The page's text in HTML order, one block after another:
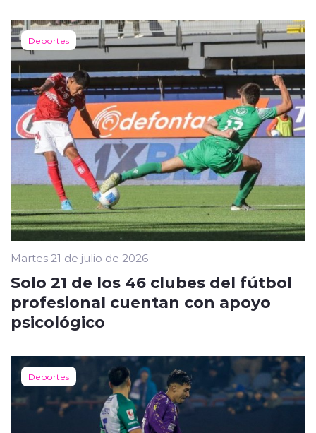
Deportes
Martes 21 de julio de 2026
Solo 21 de los 46 clubes del fútbol
profesional cuentan con apoyo
psicológico
Deportes